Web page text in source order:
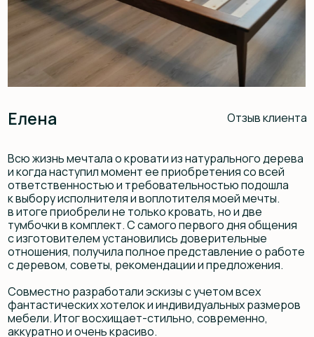
Качество на высоком уровне. Все доставили вовремя,
цена для такого уровня мебели отличная, а главное
оговариваемая и гибкая. На протяжении всех этапов
изготовления предоставлялся фотоотчет,
обсуждались нюансы, вносились предложения
по улучшению первоначального эскиза. Забота
и внимание к клиенту бесспорно подкупает. Здесь
реально бизнес про людей и для людей. Безумно
но это шедевр.
дерева. Благодарю! С Вами было приятно воплощать
мечту!
ХОТИТЕ ТАКОЙ ЖЕ
ПРОЕКТ?
СДЕЛАЕМ ПОД ВАС!
Оставьте заявку